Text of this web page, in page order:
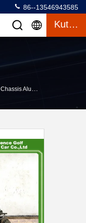
86--13546943585
Kutipan
Chassis Aluminium Drive Roda Empat Roda Kecil Untuk Dua Orang